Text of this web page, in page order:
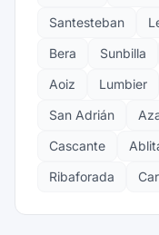
Santesteban
Bera
Sunbilla
Aoiz
Lumbier
San Adrián
Cascante
Ribaforada